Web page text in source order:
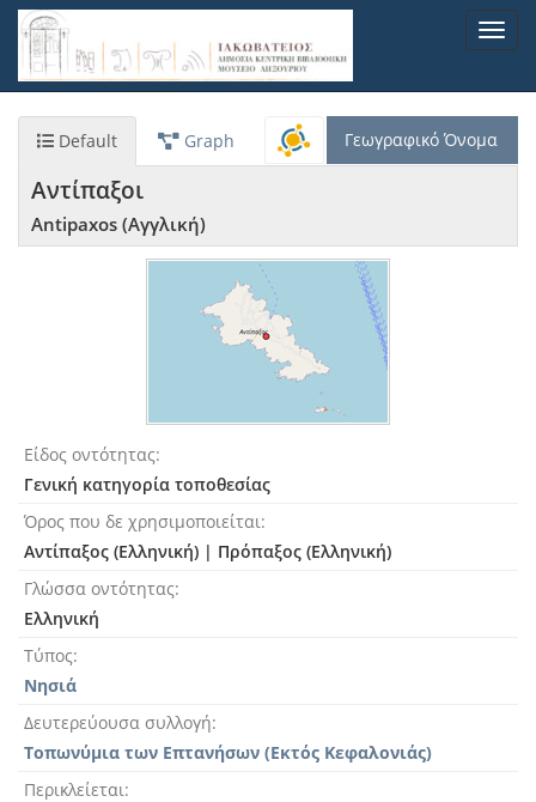
Παράκαμψη
προς
κυρίως
Default Graph Γεωγραφικό Όνομα
Αντίπαξοι
Antipaxos (Αγγλική)
Είδος οντότητας
Γενική κατηγορία τοποθεσίας
Όρος που δε χρησιμοποιείται
Αντίπαξος (Ελληνική) | Πρόπαξος (Ελληνική)
Γλώσσα οντότητας
Ελληνική
Τύπος
Νησιά
Δευτερεύουσα συλλογή
Τοπωνύμια των Επτανήσων (Εκτός Κεφαλονιάς)
Περικλείεται